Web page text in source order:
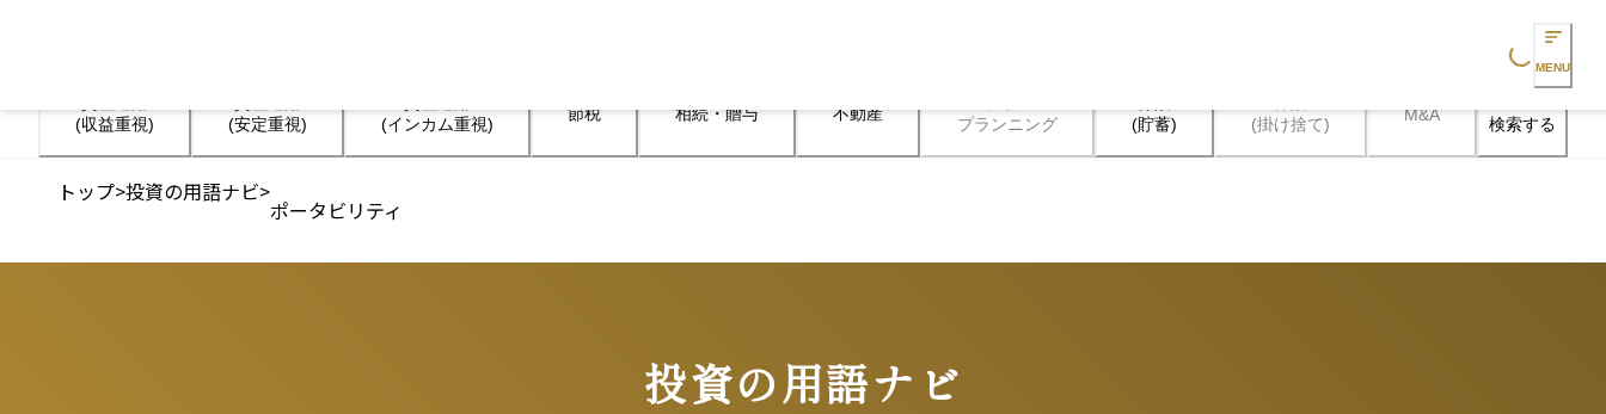
Loading... MENU
(収益重視)
(安定重視)
(インカム重視)
節税 相続・贈与 不動産
プランニング
(貯蓄)
(掛け捨て)
M&A 検索する
トップ>投資の用語ナビ>
ポータビリティ
投資の用語ナビ